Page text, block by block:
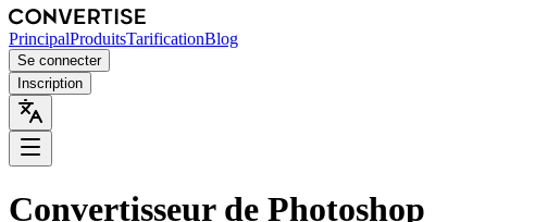
PrincipalProduitsTarificationBlog
Se connecter
Inscription
Convertisseur de Photoshop